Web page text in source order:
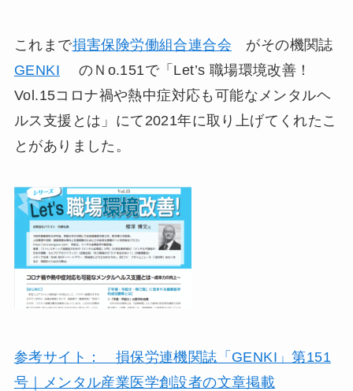
これまで損害保険労働組合連合会 がその機関誌
GENKI のＮo.151で「Let’s 職場環境改善！
Vol.15コロナ禍や熱中症対応も可能なメンタルヘ
ルス支援とは」にて2021年に取り上げてくれたこ
とがありました。
参考サイト： 損保労連機関誌「GENKI」第151
号｜メンタル産業医学創設者の文章掲載